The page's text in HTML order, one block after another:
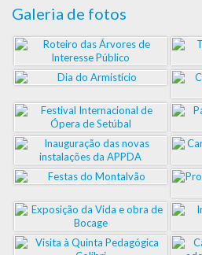
Galeria de fotos